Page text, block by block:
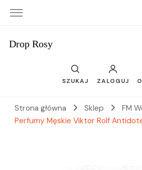
Drop Rosy
SZUKAJ ZALOGUJ
Strona główna Sklep FM
Perfumy Męskie Viktor Rolf